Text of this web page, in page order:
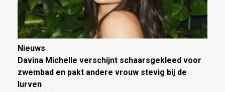
Nieuws
Davina Michelle verschijnt schaarsgekleed voor
zwembad en pakt andere vrouw stevig bij de
lurven